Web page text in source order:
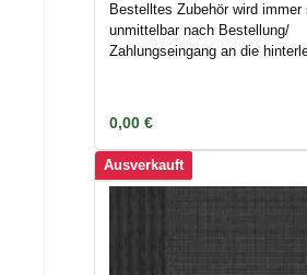
Bestelltes Zubehör wird immer
unmittelbar nach Bestellung/
Zahlungseingang an die
Terminverschiebungen können
Lagerkosten nach sich ziehen.
geben Sie uns Bescheid,
Zubehör nicht unmittelbar
Regulärer Preis:
0,00 €
Ausverkauft